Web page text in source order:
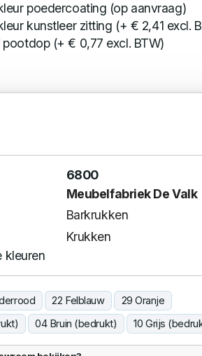
poedercoating (op aanvraag)
kunstleer zitting (+ € 2,41 excl.
(+ € 0,77 excl. BTW)
6800
Meubelfabriek De Valk
Barkrukken
Krukken
kleuren
22 Felblauw
29 Oranje
04 Bruin (bedrukt) 10 Grijs